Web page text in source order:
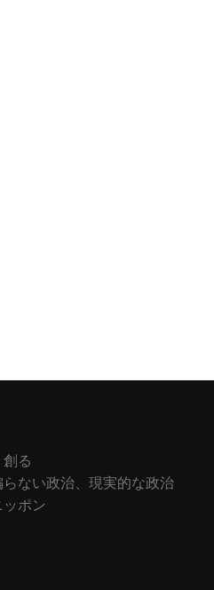
る
ない政治、現実的な政治
ッポン